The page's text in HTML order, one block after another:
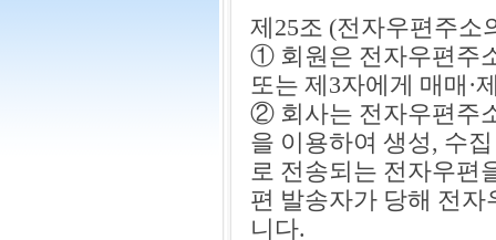
제25조 (전자우편주소
① 회원은 전자우편주
또는 제3자에게 매매·
② 회사는 전자우편주
을 이용하여 생성, 수
로 전송되는 전자우편
편 발송자가 당해 전
니다.